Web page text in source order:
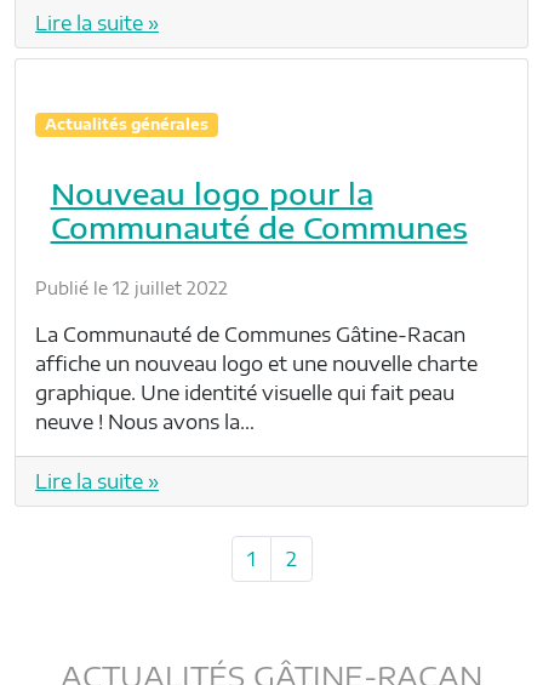
Lire la suite »
Actualités générales
Nouveau logo pour la
Communauté de Communes
Publié le 12 juillet 2022
La Communauté de Communes Gâtine-Racan
affiche un nouveau logo et une nouvelle charte
graphique. Une identité visuelle qui fait peau
neuve ! Nous avons la…
Lire la suite »
P
a
1
P
a
2
ACTUALITÉS GÂTINE-RACAN